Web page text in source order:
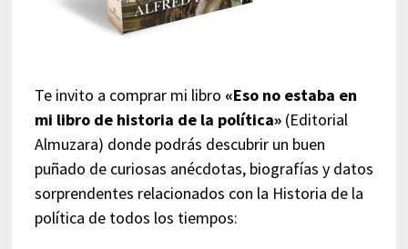
Te invito a comprar mi libro «Eso no estaba en
mi libro de historia de la política»(Editorial
Almuzara) donde podrás descubrir un buen
puñado de curiosas anécdotas, biografías y datos
sorprendentes relacionados con la Historia de la
política de todos los tiempos: